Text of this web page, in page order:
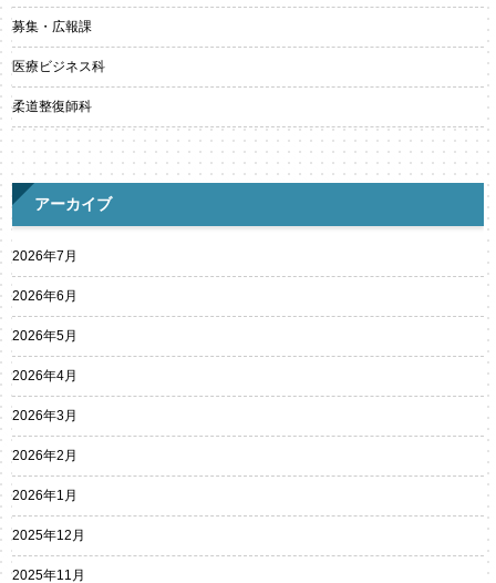
募集・広報課
医療ビジネス科
柔道整復師科
アーカイブ
2026年7月
2026年6月
2026年5月
2026年4月
2026年3月
2026年2月
2026年1月
2025年12月
2025年11月